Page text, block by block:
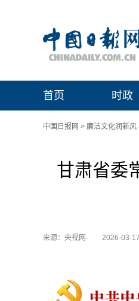
首页 时政
中国日报网 > 廉洁文化润新风
甘肃省委
来源：央视网· 2026-03-